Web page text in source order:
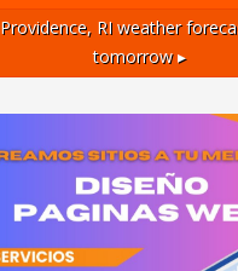
Providence, RI weather
tomorrow ▸